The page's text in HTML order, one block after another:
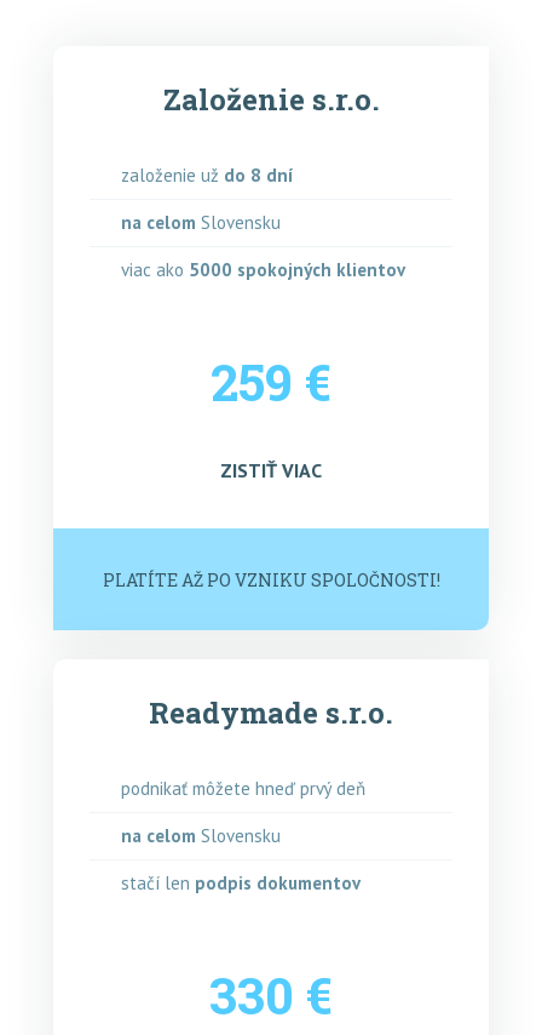
Založenie s.r.o.
založenie už do 8 dní
na celom Slovensku
viac ako 5000 spokojných klientov
259 €
ZISTIŤ VIAC
PLATÍTE AŽ PO VZNIKU SPOLOČNOSTI!
Readymade s.r.o.
podnikať môžete hneď prvý deň
na celom Slovensku
stačí len podpis dokumentov
330 €